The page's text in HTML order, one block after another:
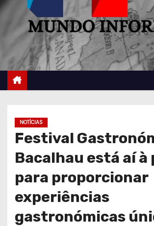
NOTÍCIAS
Festival
Bacalhau está aí à
para proporcionar
experiências
gastronómicas